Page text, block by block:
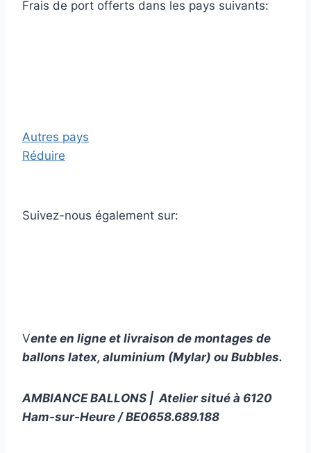
Frais de port offerts dans les pays suivants:
Autres pays
Réduire
Suivez-nous également sur:
Vente en ligne et livraison de montages de
ballons latex, aluminium (Mylar) ou Bubbles.
AMBIANCE BALLONS | Atelier situé à 6120
Ham-sur-Heure / BE0658.689.188